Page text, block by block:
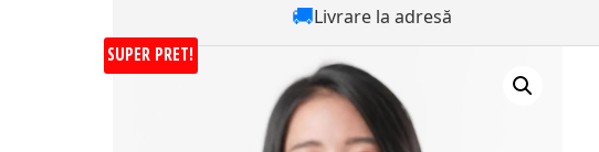
🚚Livrare la adresă
SUPER PRET!